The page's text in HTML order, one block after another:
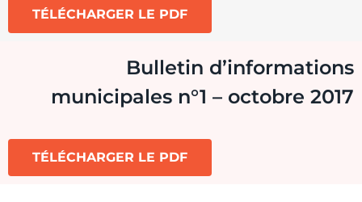
TÉLÉCHARGER LE PDF
Bulletin d’informations
municipales n°1 – octobre 2017
TÉLÉCHARGER LE PDF